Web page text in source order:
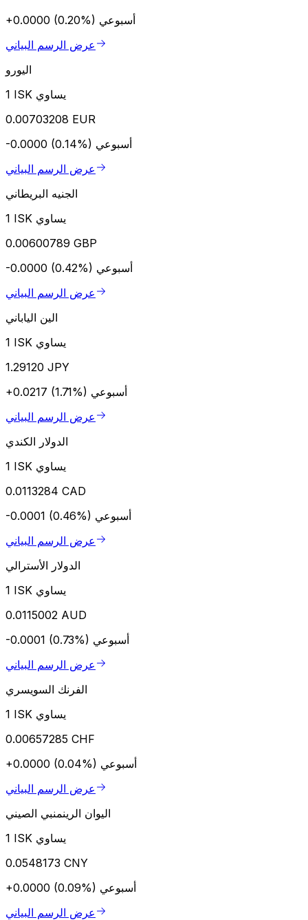
+0.0000 (0.20%) أسبوعي
عرض الرسم البياني
اليورو
1 ISK يساوي
0.00703208 EUR
-0.0000 (0.14%) أسبوعي
عرض الرسم البياني
الجنيه البريطاني
1 ISK يساوي
0.00600789 GBP
-0.0000 (0.42%) أسبوعي
عرض الرسم البياني
الين الياباني
1 ISK يساوي
1.29120 JPY
+0.0217 (1.71%) أسبوعي
عرض الرسم البياني
الدولار الكندي
1 ISK يساوي
0.0113284 CAD
-0.0001 (0.46%) أسبوعي
عرض الرسم البياني
الدولار الأسترالي
1 ISK يساوي
0.0115002 AUD
-0.0001 (0.73%) أسبوعي
عرض الرسم البياني
الفرنك السويسري
1 ISK يساوي
0.00657285 CHF
+0.0000 (0.04%) أسبوعي
عرض الرسم البياني
اليوان الرينمنبي الصيني
1 ISK يساوي
0.0548173 CNY
+0.0000 (0.09%) أسبوعي
عرض الرسم البياني